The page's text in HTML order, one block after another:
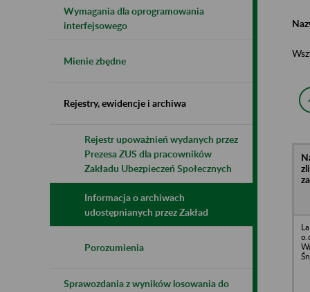
Wymagania dla oprogramowania
interfejsowego
Mienie zbędne
Rejestry, ewidencje i archiwa
Rejestr upoważnień wydanych przez
Prezesa ZUS dla pracowników
Zakładu Ubezpieczeń Społecznych
Informacja o archiwach
udostępnianych przez Zakład
Porozumienia
Sprawozdania z wyników losowania do